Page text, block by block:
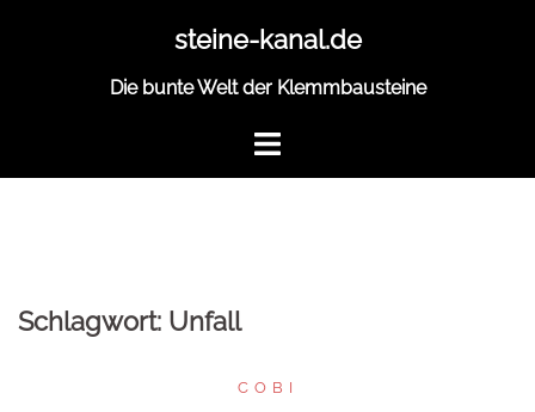
steine-kanal.de
Die bunte Welt der Klemmbausteine
Schlagwort: Unfall
COBI